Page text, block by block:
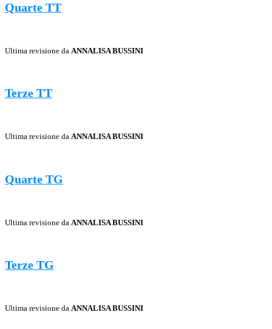
Quarte TT
Ultima revisione da ANNALISA BUSSINI
Terze TT
Ultima revisione da ANNALISA BUSSINI
Quarte TG
Ultima revisione da ANNALISA BUSSINI
Terze TG
Ultima revisione da ANNALISA BUSSINI